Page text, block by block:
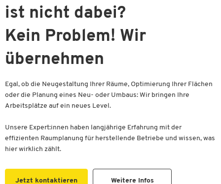
ist nicht dabei?
Kein Problem! Wir
übernehmen
Egal, ob die Neugestaltung Ihrer Räume, Optimierung Ihrer Flächen
oder die Planung eines Neu- oder Umbaus: Wir bringen Ihre
Arbeitsplätze auf ein neues Level.
Unsere Expert:innen haben langjährige Erfahrung mit der
effizienten Raumplanung für herstellende Betriebe und wissen, was
hier wirklich zählt.
Jetzt kontaktieren Weitere Infos